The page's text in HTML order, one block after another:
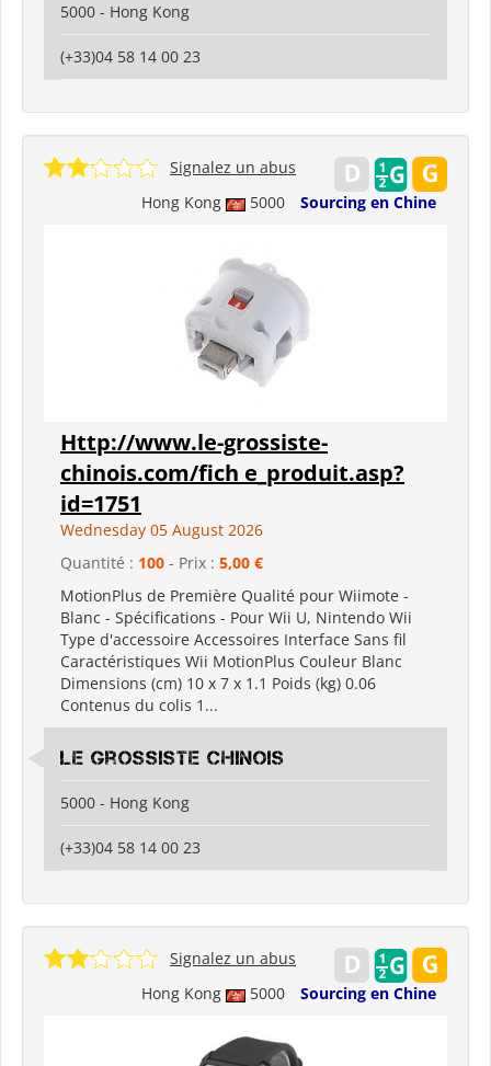
5000 - Hong Kong
(+33)04 58 14 00 23
Hong Kong 5000 Sourcing en Chine
Signalez un abus
Http://www.le-grossiste-
chinois.com/fich e_produit.asp?
id=1751
Wednesday 05 August 2026
Quantité : 100 - Prix : 5,00 €
MotionPlus de Première Qualité pour Wiimote -
Blanc - Spécifications - Pour Wii U, Nintendo Wii
Type d'accessoire Accessoires Interface Sans fil
Caractéristiques Wii MotionPlus Couleur Blanc
Dimensions (cm) 10 x 7 x 1.1 Poids (kg) 0.06
Contenus du colis 1...
Le grossiste chinois
5000 - Hong Kong
(+33)04 58 14 00 23
Hong Kong 5000 Sourcing en Chine
Signalez un abus